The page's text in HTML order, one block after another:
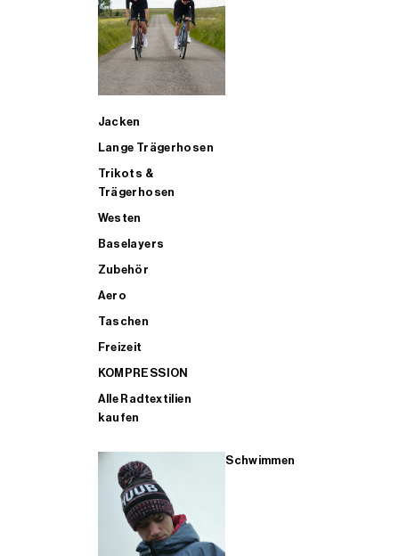
Jacken
Lange Trägerhosen
Trikots &
Trägerhosen
Westen
Baselayers
Zubehör
Aero
Taschen
Freizeit
KOMPRESSION
Alle Radtextilien
kaufen
Schwimmen
ALLE TRIATHLONARTIKEL FÜR MÄNNER KAUFEN